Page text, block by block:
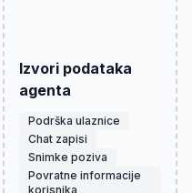
Izvori podataka
agenta
Podrška ulaznice
Chat zapisi
Snimke poziva
Povratne informacije
korisnika